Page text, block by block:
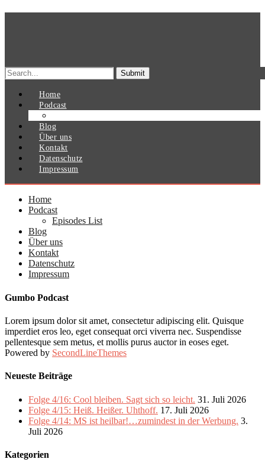
Search
for:
Home
Podcast
Blog
Über uns
Kontakt
Datenschutz
Impressum
Home
Podcast
Episodes List
Blog
Über uns
Kontakt
Datenschutz
Impressum
Gumbo Podcast
Lorem ipsum dolor sit amet, consectetur adipiscing elit. Quisque
imperdiet eros leo, eget consequat orci viverra nec. Suspendisse
pellentesque sem metus, et mollis purus auctor in eoses eget.
Powered by SecondLineThemes
Neueste Beiträge
Folge 4/16: Cool bleiben. Sagt sich so leicht. 31. Juli 2026
Folge 4/15: Heiß. Heißer. Uhthoff. 17. Juli 2026
Folge 4/14: MS ist heilbar!…zumindest in der Werbung. 3.
Juli 2026
Kategorien